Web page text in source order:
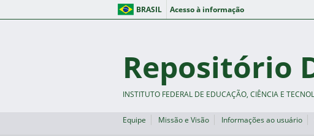
BRASIL Acesso à informação
Repositório
INSTITUTO FEDERAL DE EDUCAÇÃO, CIÊNCIA E
Equipe Missão e Visão Informações ao usuário